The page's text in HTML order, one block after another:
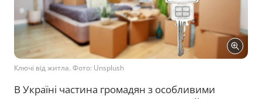
Ключі від житла. Фото: Unsplush
В Україні частина громадян з особливими